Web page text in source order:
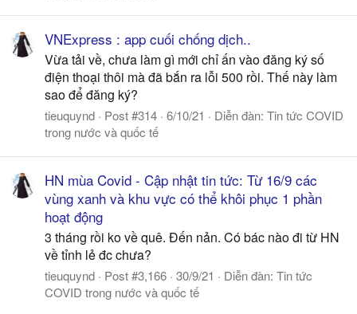
VNExpress : app cuối chống dịch..
Vừa tải về, chưa làm gì mới chỉ ấn vào đăng ký số
điện thoại thôi mà đã bắn ra lỗi 500 rồi. Thế này làm
sao để đăng ký?
tieuquynd Post #314 6/10/21 Diễn đàn: Tin tức COVID
trong nước và quốc tế
HN mùa Covid - Cập nhật tin tức: Từ 16/9 các
vùng xanh và khu vực có thể khôi phục 1 phần
hoạt động
3 tháng rồi ko về quê. Đến nản. Có bác nào đi từ HN
về tỉnh lẻ đc chưa?
tieuquynd Post #3,166 30/9/21 Diễn đàn: Tin tức
COVID trong nước và quốc tế